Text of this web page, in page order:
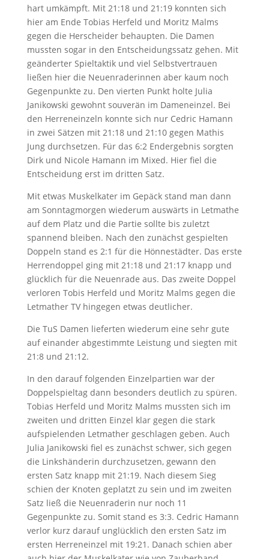
hart umkämpft. Mit 21:18 und 21:19 konnten sich
hier am Ende Tobias Herfeld und Moritz Malms
gegen die Herscheider behaupten. Die Damen
mussten sogar in den Entscheidungssatz gehen. Mit
geänderter Spieltaktik und viel Selbstvertrauen
ließen hier die Neuenraderinnen aber kaum noch
Gegenpunkte zu. Den vierten Punkt holte Julia
Janikowski gewohnt souverän im Dameneinzel. Bei
den Herreneinzeln konnte sich nur Cedric Hamann
in zwei Sätzen mit 21:18 und 21:10 gegen Mathis
Jung durchsetzen. Für das 6:2 Endergebnis sorgten
Dirk und Nicole Hamann im Mixed. Hier fiel die
Entscheidung erst im dritten Satz.
Mit etwas Muskelkater im Gepäck stand man dann
am Sonntagmorgen wiederum auswärts in Letmathe
auf dem Platz und die Partie sollte bis zuletzt
spannend bleiben. Nach den zunächst gespielten
Doppeln stand es 2:1 für die Hönnestädter. Das erste
Herrendoppel ging mit 21:18 und 21:17 knapp und
glücklich für die Neuenrade aus. Das zweite Doppel
verloren Tobis Herfeld und Moritz Malms gegen die
Letmather TV hingegen etwas deutlicher.
Die TuS Damen lieferten wiederum eine sehr gute
auf einander abgestimmte Leistung und siegten mit
21:8 und 21:12.
In den darauf folgenden Einzelpartien war der
Doppelspieltag dann besonders deutlich zu spüren.
Tobias Herfeld und Moritz Malms mussten sich im
zweiten und dritten Einzel klar gegen die stark
aufspielenden Letmather geschlagen geben. Auch
Julia Janikowski fiel es zunächst schwer, sich gegen
die Linkshänderin durchzusetzen, gewann den
ersten Satz knapp mit 21:19. Nach diesem Sieg
schien der Knoten geplatzt zu sein und im zweiten
Satz ließ die Neuenraderin nur noch 11
Gegenpunkte zu. Somit stand es 3:3. Cedric Hamann
verlor kurz darauf unglücklich den ersten Satz im
ersten Herreneinzel mit 19:21. Danach schien aber